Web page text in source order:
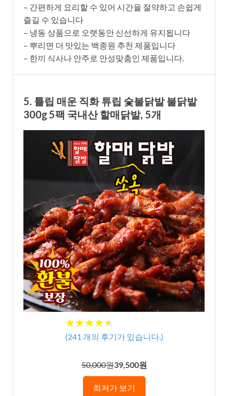
– 간편하게 요리할 수 있어 시간을 절약하고 손쉽게
즐길 수 있습니다
– 냉동 상품으로 오랫동안 신선하게 유지됩니다
– 뿌리면 더 맛있는 백종원 추천 제품입니다
– 한끼 식사나 안주로 안성맞춤인 제품입니다.
5. 튤립 매운 직화 튜립 숯불닭발 불닭발
300g 5팩 국내산 할매닭발, 5개
★★★★★
★★★★★
(241 개의 후기가 있습니다.)
50,000원39,500원
최저가 보기